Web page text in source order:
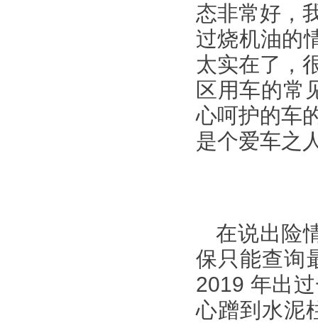
态非常好，
过烧机油的
太实在了，
区用车的常
心呵护的车
是个爱车之
在说出险
保只能查询
2019 年出
心蹭到水泥